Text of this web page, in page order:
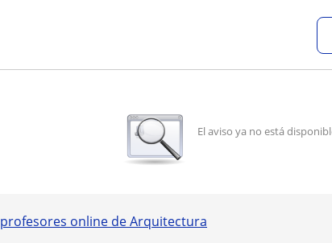
El aviso ya no está
profesores online de Arquitectura